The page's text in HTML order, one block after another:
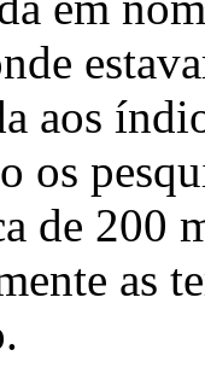
aos
os
de 200
as